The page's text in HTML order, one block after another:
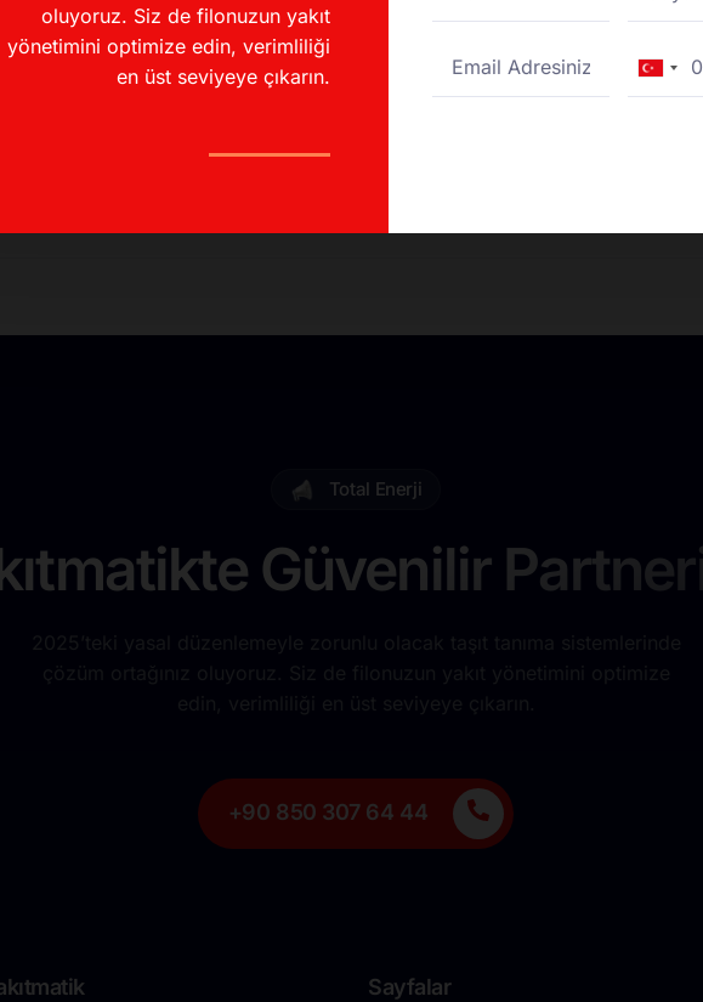
bulunuyor mu?
Total Enerji
Güvenilir
+90 850 307 64 44
Sayfalar
oluyoruz. Siz de filonuzun yakıt
yönetimini optimize edin, verimliliği
en üst seviyeye çıkarın.
Turkey
+90